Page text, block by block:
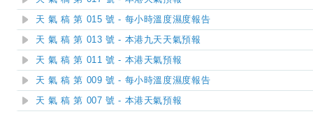
天 氣 稿 第 015 號 - 每小時溫度濕度報告
天 氣 稿 第 013 號 - 本港九天天氣預報
天 氣 稿 第 011 號 - 本港天氣預報
天 氣 稿 第 009 號 - 每小時溫度濕度報告
天 氣 稿 第 007 號 - 本港天氣預報